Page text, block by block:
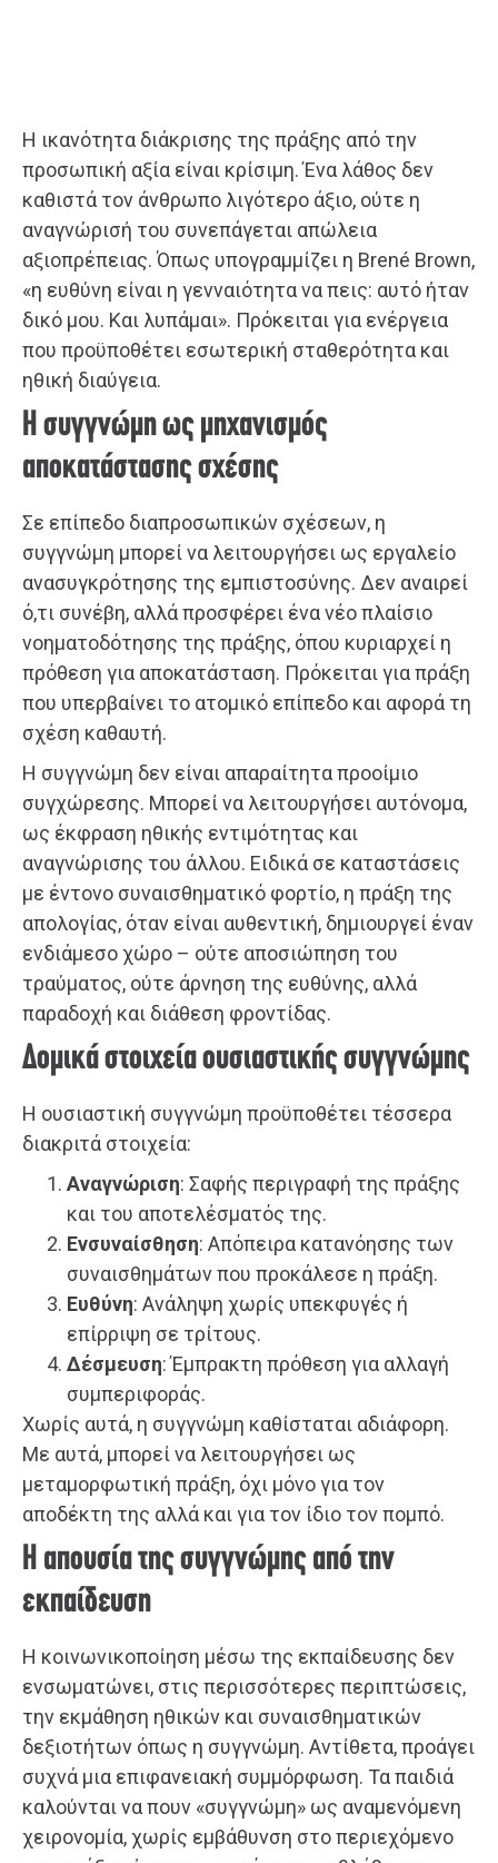
Η ικανότητα διάκρισης της πράξης από την
προσωπική αξία είναι κρίσιμη. Ένα λάθος δεν
καθιστά τον άνθρωπο λιγότερο άξιο, ούτε η
αναγνώρισή του συνεπάγεται απώλεια
αξιοπρέπειας. Όπως υπογραμμίζει η Brené Brown,
«η ευθύνη είναι η γενναιότητα να πεις: αυτό ήταν
δικό μου. Και λυπάμαι». Πρόκειται για ενέργεια
που προϋποθέτει εσωτερική σταθερότητα και
ηθική διαύγεια.
Η συγγνώμη ως μηχανισμός
αποκατάστασης σχέσης
Σε επίπεδο διαπροσωπικών σχέσεων, η
συγγνώμη μπορεί να λειτουργήσει ως εργαλείο
ανασυγκρότησης της εμπιστοσύνης. Δεν αναιρεί
ό,τι συνέβη, αλλά προσφέρει ένα νέο πλαίσιο
νοηματοδότησης της πράξης, όπου κυριαρχεί η
πρόθεση για αποκατάσταση. Πρόκειται για πράξη
που υπερβαίνει το ατομικό επίπεδο και αφορά τη
σχέση καθαυτή.
Η συγγνώμη δεν είναι απαραίτητα προοίμιο
συγχώρεσης. Μπορεί να λειτουργήσει αυτόνομα,
ως έκφραση ηθικής εντιμότητας και
αναγνώρισης του άλλου. Ειδικά σε καταστάσεις
με έντονο συναισθηματικό φορτίο, η πράξη της
απολογίας, όταν είναι αυθεντική, δημιουργεί έναν
ενδιάμεσο χώρο – ούτε αποσιώπηση του
τραύματος, ούτε άρνηση της ευθύνης, αλλά
παραδοχή και διάθεση φροντίδας.
Δομικά στοιχεία ουσιαστικής συγγνώμης
Η ουσιαστική συγγνώμη προϋποθέτει τέσσερα
διακριτά στοιχεία:
Αναγνώριση: Σαφής περιγραφή της πράξης
και του αποτελέσματός της.
Ενσυναίσθηση: Απόπειρα κατανόησης των
συναισθημάτων που προκάλεσε η πράξη.
Ευθύνη: Ανάληψη χωρίς υπεκφυγές ή
επίρριψη σε τρίτους.
Δέσμευση: Έμπρακτη πρόθεση για αλλαγή
συμπεριφοράς.
Χωρίς αυτά, η συγγνώμη καθίσταται αδιάφορη.
Με αυτά, μπορεί να λειτουργήσει ως
μεταμορφωτική πράξη, όχι μόνο για τον
αποδέκτη της αλλά και για τον ίδιο τον πομπό.
Η απουσία της συγγνώμης από την
εκπαίδευση
Η κοινωνικοποίηση μέσω της εκπαίδευσης δεν
ενσωματώνει, στις περισσότερες περιπτώσεις,
την εκμάθηση ηθικών και συναισθηματικών
δεξιοτήτων όπως η συγγνώμη. Αντίθετα, προάγει
συχνά μια επιφανειακή συμμόρφωση. Τα παιδιά
καλούνται να πουν «συγγνώμη» ως αναμενόμενη
χειρονομία, χωρίς εμβάθυνση στο περιεχόμενο